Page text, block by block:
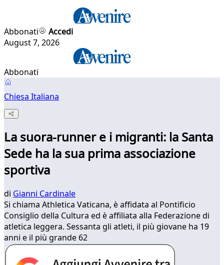
Abbonati
Accedi
August 7, 2026
Abbonati
Chiesa Italiana
La suora-runner e i migranti: la Santa
Sede ha la sua prima associazione
sportiva
di Gianni Cardinale
Si chiama Athletica Vaticana, è affidata al Pontificio
Consiglio della Cultura ed è affiliata alla Federazione di
atletica leggera. Sessanta gli atleti, il più giovane ha 19
anni e il più grande 62